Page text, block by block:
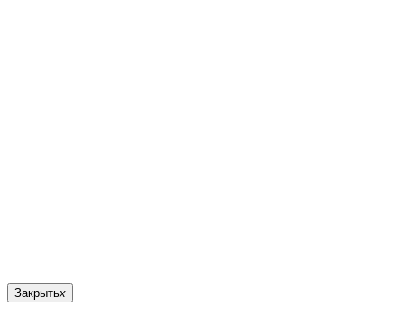
Закрытьx